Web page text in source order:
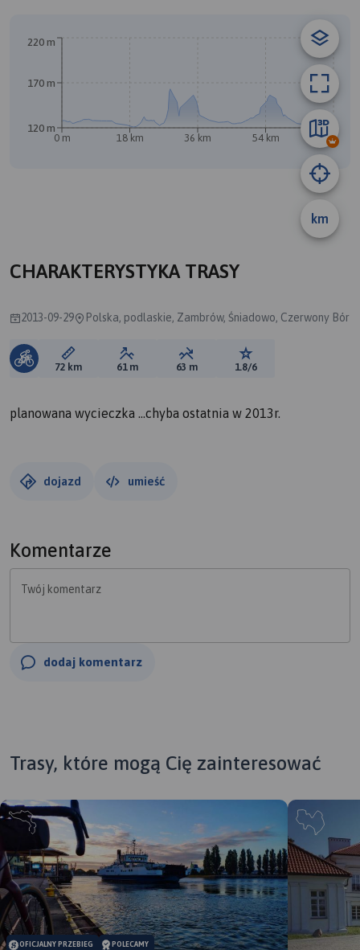
B
A
km
0 m 18 km 36 km 54 km 72 km
120 m
170 m
220 m
CHARAKTERYSTYKA TRASY
2013-09-29 Polska, podlaskie, Zambrów, Śniadowo, Czerwony Bór
Długość trasy:
72 km Suma przewyższeń:
61 m Suma spadków:
63 m Ocena trasy:
1.8/6
planowana wycieczka ...chyba ostatnia w 2013r.
dojazd umieść
Komentarze
Twój komentarz
dodaj komentarz
Trasy, które mogą Cię zainteresować
OFICJALNY PRZEBIEG POLECAMY